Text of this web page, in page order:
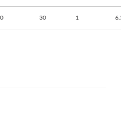
30 1